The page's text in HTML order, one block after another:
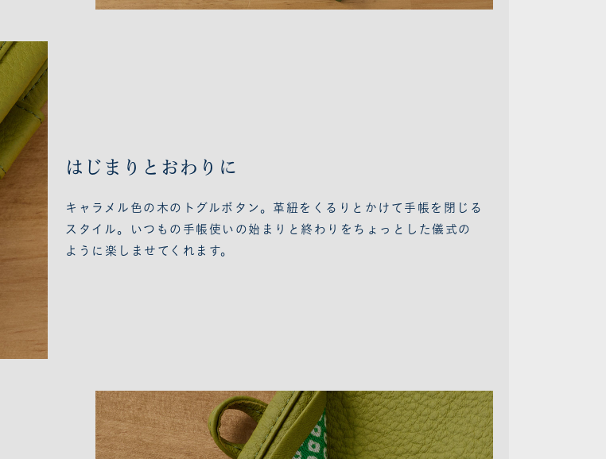
はじまりとおわりに
キャラメル色の木のトグルボタン。革紐をくるりとかけて手帳を閉じる
スタイル。いつもの手帳使いの始まりと終わりをちょっとした儀式の
ように楽しませてくれます。